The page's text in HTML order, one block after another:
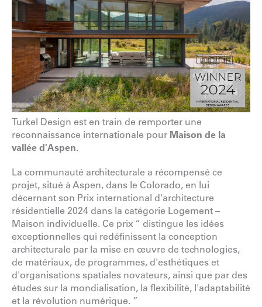
Turkel Design est en train de remporter une
reconnaissance internationale pour Maison de la
vallée d'Aspen.
La communauté architecturale a récompensé ce
projet, situé à Aspen, dans le Colorado, en lui
décernant son Prix international d'architecture
résidentielle 2024 dans la catégorie Logement –
Maison individuelle. Ce prix “ distingue les idées
exceptionnelles qui redéfinissent la conception
architecturale par la mise en œuvre de technologies,
de matériaux, de programmes, d'esthétiques et
d'organisations spatiales novateurs, ainsi que par des
études sur la mondialisation, la flexibilité, l'adaptabilité
et la révolution numérique. ”